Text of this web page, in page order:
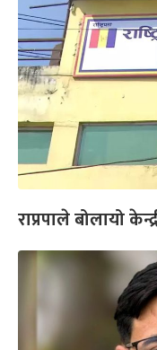
राप्रपाले बोलायो